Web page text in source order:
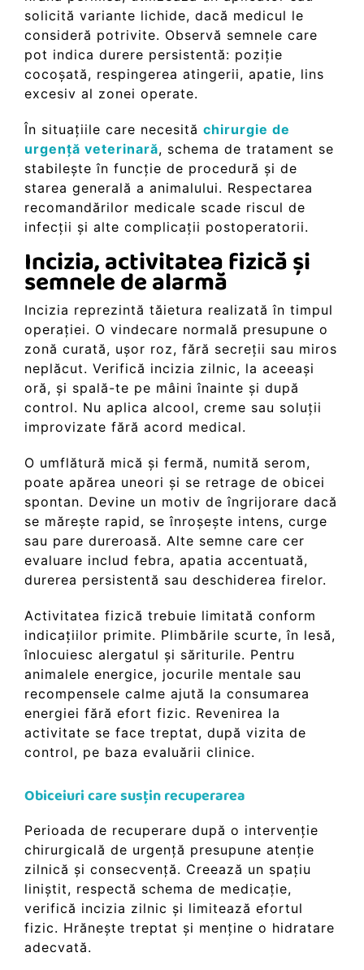
solicită variante lichide, dacă medicul le
consideră potrivite. Observă semnele care
pot indica durere persistentă: poziție
cocoșată, respingerea atingerii, apatie, lins
excesiv al zonei operate.
În situațiile care necesită chirurgie de
urgență veterinară, schema de tratament se
stabilește în funcție de procedură și de
starea generală a animalului. Respectarea
recomandărilor medicale scade riscul de
infecții și alte complicații postoperatorii.
Incizia, activitatea fizică și
semnele de alarmă
Incizia reprezintă tăietura realizată în timpul
operației. O vindecare normală presupune o
zonă curată, ușor roz, fără secreții sau miros
neplăcut. Verifică incizia zilnic, la aceeași
oră, și spală-te pe mâini înainte și după
control. Nu aplica alcool, creme sau soluții
improvizate fără acord medical.
O umflătură mică și fermă, numită serom,
poate apărea uneori și se retrage de obicei
spontan. Devine un motiv de îngrijorare dacă
se mărește rapid, se înroșește intens, curge
sau pare dureroasă. Alte semne care cer
evaluare includ febra, apatia accentuată,
durerea persistentă sau deschiderea firelor.
Activitatea fizică trebuie limitată conform
indicațiilor primite. Plimbările scurte, în lesă,
înlocuiesc alergatul și săriturile. Pentru
animalele energice, jocurile mentale sau
recompensele calme ajută la consumarea
energiei fără efort fizic. Revenirea la
activitate se face treptat, după vizita de
control, pe baza evaluării clinice.
Obiceiuri care susțin recuperarea
Perioada de recuperare după o intervenție
chirurgicală de urgență presupune atenție
zilnică și consecvență. Creează un spațiu
liniștit, respectă schema de medicație,
verifică incizia zilnic și limitează efortul
fizic. Hrănește treptat și menține o hidratare
adecvată.